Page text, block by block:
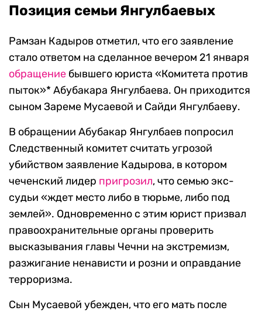
Позиция семьи Янгулбаевых
Рамзан Кадыров отметил, что его заявление
стало ответом на сделанное вечером 21 января
обращение бывшего юриста «Комитета против
пыток»* Абубакара Янгулбаева. Он приходится
сыном Зареме Мусаевой и Сайди Янгулбаеву.
В обращении Абубакар Янгулбаев попросил
Следственный комитет считать угрозой
убийством заявление Кадырова, в котором
чеченский лидер пригрозил, что семью экс-
судьи «ждет место либо в тюрьме, либо под
землей». Одновременно с этим юрист призвал
правоохранительные органы проверить
высказывания главы Чечни на экстремизм,
разжигание ненависти и розни и оправдание
терроризма.
Сын Мусаевой убежден, что его мать после